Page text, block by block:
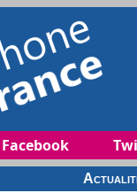
Facebook